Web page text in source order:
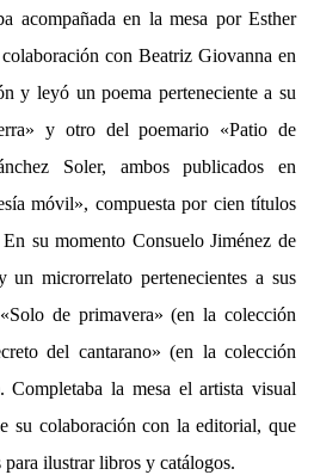
acompañada en la mesa por Esther
con Beatriz Giovanna en
y leyó un poema perteneciente a su
y otro del poemario «Patio de
Soler, ambos publicados en
móvil», compuesta por cien títulos
su momento Consuelo Jiménez de
microrrelato pertenecientes a sus
de primavera» (en la colección
del cantarano» (en la colección
Completaba la mesa el artista visual
su colaboración con la editorial, que
para ilustrar libros y catálogos.